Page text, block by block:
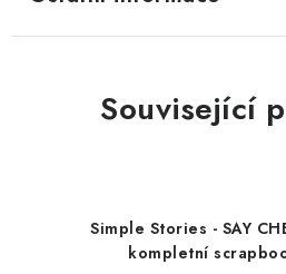
Související
Simple Stories - SAY
kompletní